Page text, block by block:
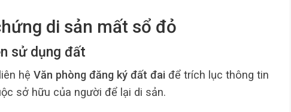
di sản mất sổ đỏ
sử dụng đất
hệ Văn phòng đăng ký đất đai để trích lục thông tin
sở hữu của người để lại di sản.